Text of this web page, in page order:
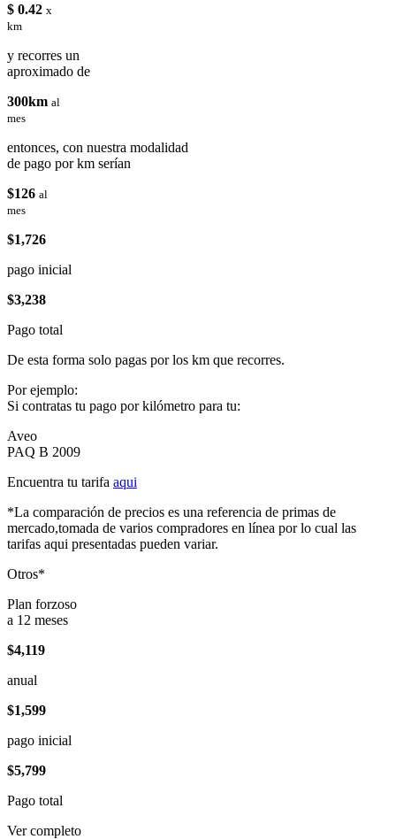
$ 0.42 x
km
y recorres un
aproximado de
300km al
mes
entonces, con nuestra modalidad
de pago por km serían
$126 al
mes
$1,726
pago inicial
$3,238
Pago total
De esta forma solo pagas por los km que recorres.
Por ejemplo:
Si contratas tu pago por kilómetro para tu:
Aveo
PAQ B 2009
Encuentra tu tarifa aqui
*La comparación de precios es una referencia de primas de
mercado,tomada de varios compradores en línea por lo cual las
tarifas aqui presentadas pueden variar.
Otros*
Plan forzoso
a 12 meses
$4,119
anual
$1,599
pago inicial
$5,799
Pago total
Ver completo